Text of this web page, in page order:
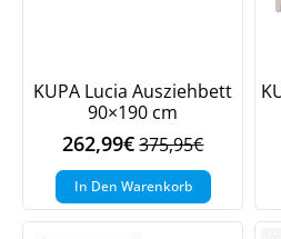
KUPA Lucia Ausziehbett
90×190 cm
375,95€
Ursprünglicher
Preis
war:
375,95€
262,99€Aktueller
Preis
ist:
262,99€.
In Den Warenkorb